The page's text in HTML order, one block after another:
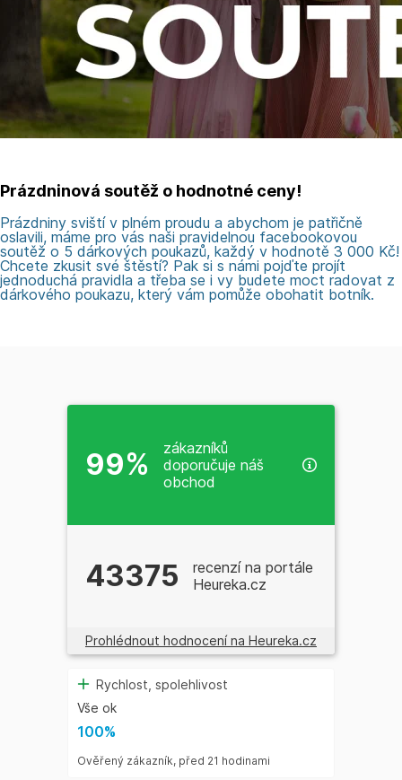
Prázdninová soutěž o hodnotné ceny!
Prázdniny sviští v plném proudu a abychom je patřičně
oslavili, máme pro vás naši pravidelnou facebookovou
soutěž o 5 dárkových poukazů, každý v hodnotě 3 000 Kč!
Chcete zkusit své štěstí? Pak si s námi pojďte projít
jednoduchá pravidla a třeba se i vy budete moct radovat z
dárkového poukazu, který vám pomůže obohatit botník.
99%
zákazníků
doporučuje náš
obchod
43375
recenzí na portále
Heureka.cz
Prohlédnout hodnocení na Heureka.cz
Rychlost, spolehlivost
Vše ok
100%
Ověřený zákazník, před 21 hodinami